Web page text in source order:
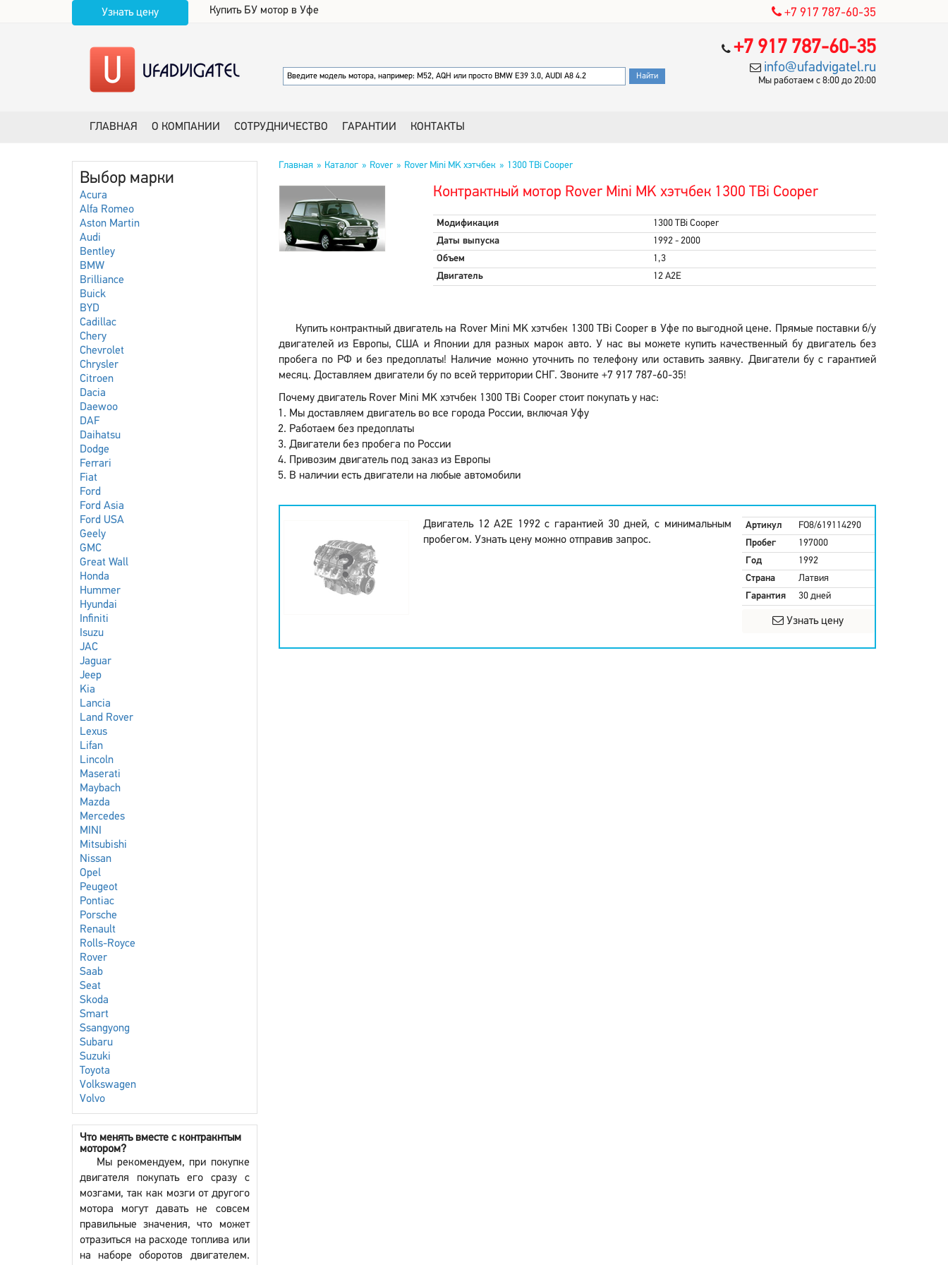
Узнать цену Купить БУ мотор в Уфе +7 917 787-60-35
+7 917 787-60-35
info@ufadvigatel.ru
Мы работаем с 8:00 до 20:00
ГЛАВНАЯ О КОМПАНИИ СОТРУДНИЧЕСТВО ГАРАНТИИ КОНТАКТЫ
Выбор марки
Acura
Alfa Romeo
Aston Martin
Audi
Bentley
BMW
Brilliance
Buick
BYD
Cadillac
Chery
Chevrolet
Chrysler
Citroen
Dacia
Daewoo
DAF
Daihatsu
Dodge
Ferrari
Fiat
Ford
Ford Asia
Ford USA
Geely
GMC
Great Wall
Honda
Hummer
Hyundai
Infiniti
Isuzu
JAC
Jaguar
Jeep
Kia
Lancia
Land Rover
Lexus
Lifan
Lincoln
Maserati
Maybach
Mazda
Mercedes
MINI
Mitsubishi
Nissan
Opel
Peugeot
Pontiac
Porsche
Renault
Rolls-Royce
Rover
Saab
Seat
Skoda
Smart
Ssangyong
Subaru
Suzuki
Toyota
Volkswagen
Volvo
Что менять вместе с контракнтым
мотором?
Мы рекомендуем, при покупке
двигателя покупать его сразу с
мозгами, так как мозги от другого
мотора могут давать не совсем
правильные значения, что может
отразиться на расходе топлива или
на наборе оборотов двигателем.
Главная Каталог Rover Rover Mini MK хэтчбек 1300 TBi Cooper
Контрактный мотор Rover Mini MK хэтчбек 1300 TBi Cooper
Модификация
1300 TBi Cooper
Даты выпуска
1992 - 2000
Объем
1,3
Двигатель
12 A2E
Купить контрактный двигатель на Rover Mini MK хэтчбек 1300 TBi Cooper в Уфе по выгодной цене. Прямые поставки б/у
двигателей из Европы, США и Японии для разных марок авто. У нас вы можете купить качественный бу двигатель без
пробега по РФ и без предоплаты! Наличие можно уточнить по телефону или оставить заявку. Двигатели бу с гарантией
месяц. Доставляем двигатели бу по всей территории СНГ. Звоните +7 917 787-60-35!
Почему двигатель Rover Mini MK хэтчбек 1300 TBi Cooper стоит покупать у нас:
Мы доставляем двигатель во все города России, включая Уфу
Работаем без предоплаты
Двигатели без пробега по России
Привозим двигатель под заказ из Европы
В наличии есть двигатели на любые автомобили
Двигатель 12 A2E 1992 с гарантией 30 дней, с минимальным
пробегом. Узнать цену можно отправив запрос.
Артикул
FO8/619114290
Пробег
197000
Год
1992
Страна
Латвия
Гарантия
30 дней
Узнать цену